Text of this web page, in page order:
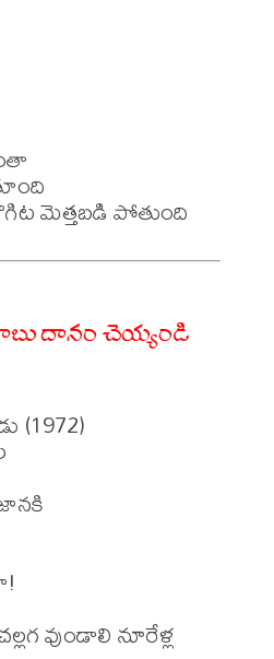
దానం చెయ్యండి
(1972)
వుండాలి నూరేళ్ల